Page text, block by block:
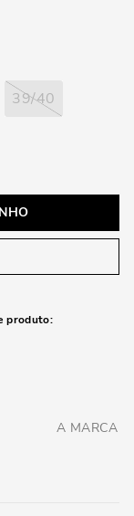
39/40
produto:
A MARCA